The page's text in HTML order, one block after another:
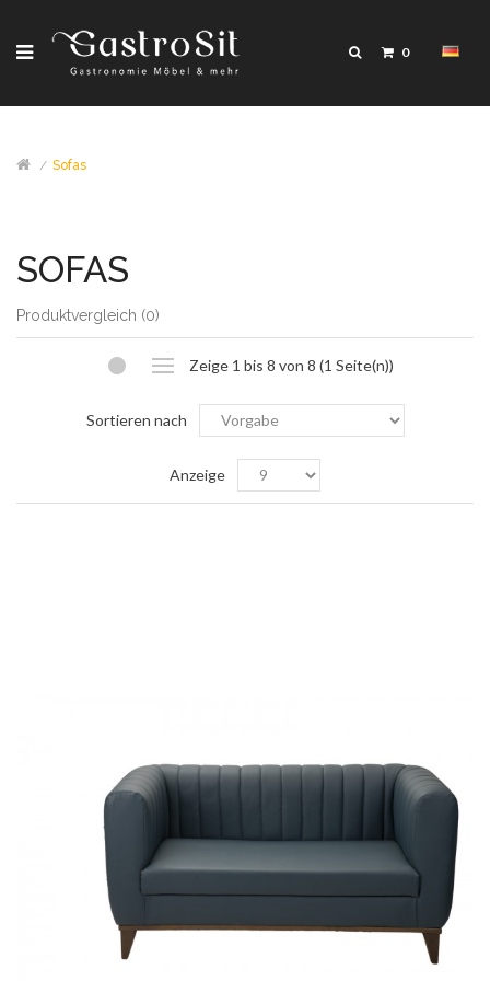
0
Sofas
SOFAS
Produktvergleich (0)
Zeige 1 bis 8 von 8 (1 Seite(n))
Sortieren nach
Anzeige